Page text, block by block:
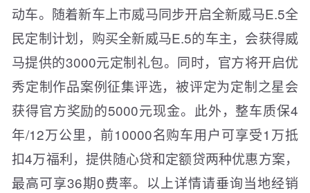
动车。随着新车上市威马同步开启全新威马E.5全
民定制计划，购买全新威马E.5的车主，会获得威
马提供的3000元定制礼包。同时，官方将开启优
秀定制作品案例征集评选，被评定为定制之星会
获得官方奖励的5000元现金。此外，整车质保4
年/12万公里，前10000名购车用户可享受1万抵
扣4万福利，提供随心贷和定额贷两种优惠方案，
最高可享36期0费率。以上详情请垂询当地经销